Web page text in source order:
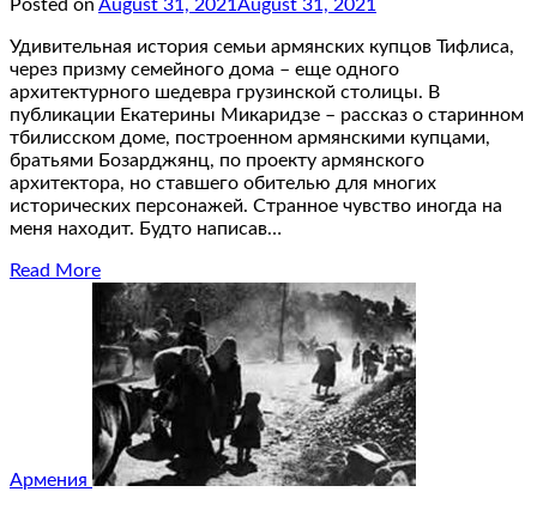
Posted on August 31, 2021 August 31, 2021
Удивительная история семьи армянских купцов Тифлиса,
через призму семейного дома – еще одного
архитектурного шедевра грузинской столицы. В
публикации Екатерины Микаридзе – рассказ о старинном
тбилисском доме, построенном армянскими купцами,
братьями Бозарджянц, по проекту армянского
архитектора, но ставшего обителью для многих
исторических персонажей. Странное чувство иногда на
меня находит. Будто написав…
Read More
Армения